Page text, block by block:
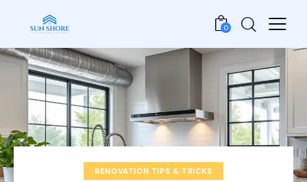
0
RENOVATION TIPS & TRICKS